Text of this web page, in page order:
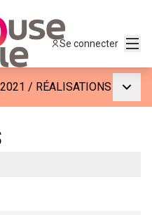
Se connecter
/ RÉALISATIONS